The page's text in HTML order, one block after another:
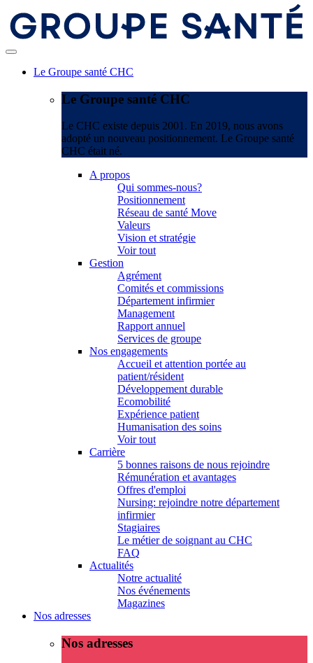
Le Groupe santé CHC
Le Groupe santé CHC
Le CHC existe depuis 2001. En 2019, nous avons
adopté un nouveau positionnement. Le Groupe santé
CHC était né.
A propos
Qui sommes-nous?
Positionnement
Réseau de santé Move
Valeurs
Vision et stratégie
Voir tout
Gestion
Agrément
Comités et commissions
Département infirmier
Management
Rapport annuel
Services de groupe
Nos engagements
Accueil et attention portée au
patient/résident
Développement durable
Ecomobilité
Expérience patient
Humanisation des soins
Voir tout
Carrière
5 bonnes raisons de nous rejoindre
Rémunération et avantages
Offres d'emploi
Nursing: rejoindre notre département
infirmier
Stagiaires
Le métier de soignant au CHC
FAQ
Actualités
Notre actualité
Nos événements
Magazines
Nos adresses
Nos adresses